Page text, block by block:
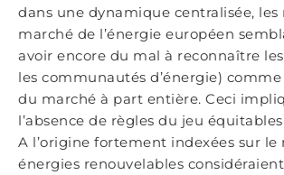
dans une dynamique centralisée, les
marché de l’énergie européen
avoir encore du mal à reconnaître
les communautés d’énergie)
du marché à part entière. Ceci
l’absence de règles du jeu
A l’origine fortement indexées sur le
énergies renouvelables